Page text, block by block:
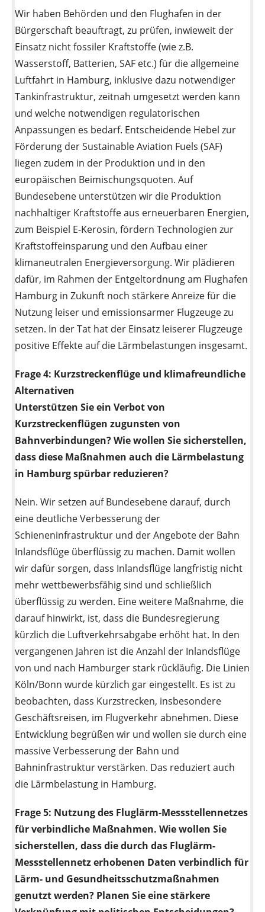
Wir haben Behörden und den Flughafen in der
Bürgerschaft beauftragt, zu prüfen, inwieweit der
Einsatz nicht fossiler Kraftstoffe (wie z.B.
Wasserstoff, Batterien, SAF etc.) für die allgemeine
Luftfahrt in Hamburg, inklusive dazu notwendiger
Tankinfrastruktur, zeitnah umgesetzt werden kann
und welche notwendigen regulatorischen
Anpassungen es bedarf. Entscheidende Hebel zur
Förderung der Sustainable Aviation Fuels (SAF)
liegen zudem in der Produktion und in den
europäischen Beimischungsquoten. Auf
Bundesebene unterstützen wir die Produktion
nachhaltiger Kraftstoffe aus erneuerbaren Energien,
zum Beispiel E-Kerosin, fördern Technologien zur
Kraftstoffeinsparung und den Aufbau einer
klimaneutralen Energieversorgung. Wir plädieren
dafür, im Rahmen der Entgeltordnung am Flughafen
Hamburg in Zukunft noch stärkere Anreize für die
Nutzung leiser und emissionsarmer Flugzeuge zu
setzen. In der Tat hat der Einsatz leiserer Flugzeuge
positive Effekte auf die Lärmbelastungen insgesamt.
Frage 4: Kurzstreckenflüge und klimafreundliche
Alternativen
Unterstützen Sie ein Verbot von
Kurzstreckenflügen zugunsten von
Bahnverbindungen? Wie wollen Sie sicherstellen,
dass diese Maßnahmen auch die Lärmbelastung
in Hamburg spürbar reduzieren?
Nein. Wir setzen auf Bundesebene darauf, durch
eine deutliche Verbesserung der
Schieneninfrastruktur und der Angebote der Bahn
Inlandsflüge überflüssig zu machen. Damit wollen
wir dafür sorgen, dass Inlandsflüge langfristig nicht
mehr wettbewerbsfähig sind und schließlich
überflüssig zu werden. Eine weitere Maßnahme, die
darauf hinwirkt, ist, dass die Bundesregierung
kürzlich die Luftverkehrsabgabe erhöht hat. In den
vergangenen Jahren ist die Anzahl der Inlandsflüge
von und nach Hamburger stark rückläufig. Die Linien
Köln/Bonn wurde kürzlich gar eingestellt. Es ist zu
beobachten, dass Kurzstrecken, insbesondere
Geschäftsreisen, im Flugverkehr abnehmen. Diese
Entwicklung begrüßen wir und wollen sie durch eine
massive Verbesserung der Bahn und
Bahninfrastruktur verstärken. Das reduziert auch
die Lärmbelastung in Hamburg.
Frage 5: Nutzung des Fluglärm-Messstellennetzes
für verbindliche Maßnahmen. Wie wollen Sie
sicherstellen, dass die durch das Fluglärm-
Messstellennetz erhobenen Daten verbindlich für
Lärm- und Gesundheitsschutzmaßnahmen
genutzt werden? Planen Sie eine stärkere